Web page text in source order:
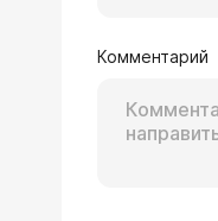
Комментарий